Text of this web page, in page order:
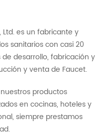
Ltd. es un fabricante y
sanitarios con casi 20
desarrollo, fabricación y
y venta de Faucet.
productos
en cocinas, hoteles y
siempre prestamos